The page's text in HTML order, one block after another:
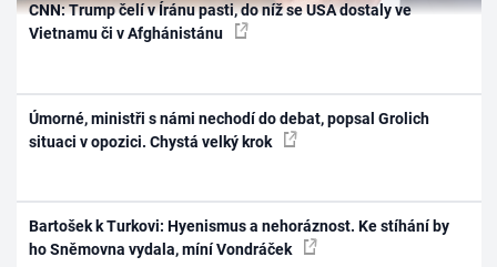
CNN: Trump čelí v Íránu pasti, do níž se USA dostaly ve
Vietnamu či v Afghánistánu
Úmorné, ministři s námi nechodí do debat, popsal Grolich
situaci v opozici. Chystá velký krok
Bartošek k Turkovi: Hyenismus a nehoráznost. Ke stíhání by
ho Sněmovna vydala, míní Vondráček